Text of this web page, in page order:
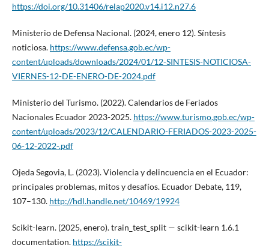
https://doi.org/10.31406/relap2020.v14.i12.n27.6
Ministerio de Defensa Nacional. (2024, enero 12). Síntesis
noticiosa. https://www.defensa.gob.ec/wp-
content/uploads/downloads/2024/01/12-SINTESIS-NOTICIOSA-
VIERNES-12-DE-ENERO-DE-2024.pdf
Ministerio del Turismo. (2022). Calendarios de Feriados
Nacionales Ecuador 2023-2025. https://www.turismo.gob.ec/wp-
content/uploads/2023/12/CALENDARIO-FERIADOS-2023-2025-
06-12-2022-.pdf
Ojeda Segovia, L. (2023). Violencia y delincuencia en el Ecuador:
principales problemas, mitos y desafíos. Ecuador Debate, 119,
107–130. http://hdl.handle.net/10469/19924
Scikit-learn. (2025, enero). train_test_split — scikit-learn 1.6.1
documentation. https://scikit-